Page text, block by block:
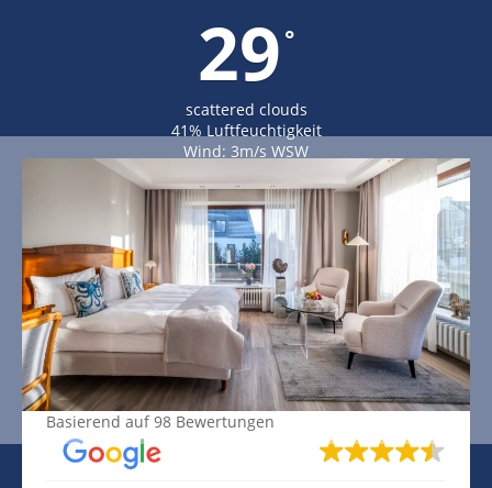
29 °
scattered clouds
41% Luftfeuchtigkeit
Wind: 3m/s WSW
29 °
SO
21°
MO
20
DI
Ausgezeichnete Bewertung
Basierend auf 98 Bewertungen